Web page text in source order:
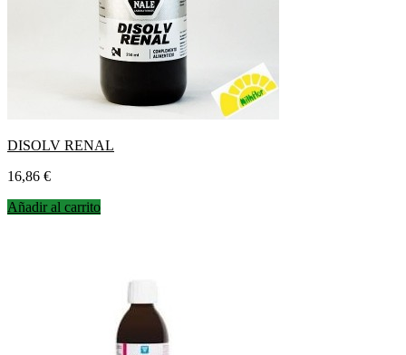
DISOLV RENAL
Precio
16,86 €
Añadir al carrito